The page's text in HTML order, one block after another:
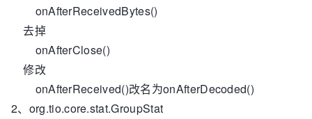
onAfterReceivedBytes()
去掉
onAfterClose()
修改
onAfterReceived()改名为onAfterDecoded()
2、org.tio.core.stat.GroupStat